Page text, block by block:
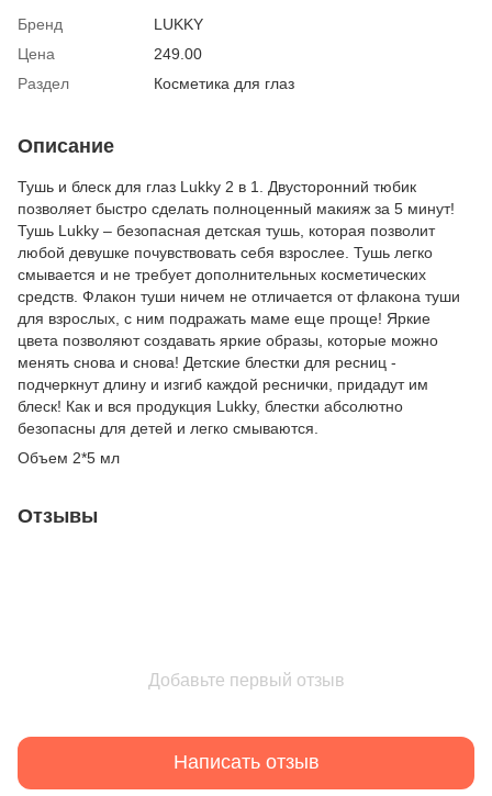
Бренд
LUKKY
Цена
249.00
Раздел
Косметика для глаз
Описание
Тушь и блеск для глаз Lukky 2 в 1. Двусторонний тюбик
позволяет быстро сделать полноценный макияж за 5 минут!
Тушь Lukky – безопасная детская тушь, которая позволит
любой девушке почувствовать себя взрослее. Тушь легко
смывается и не требует дополнительных косметических
средств. Флакон туши ничем не отличается от флакона туши
для взрослых, с ним подражать маме еще проще! Яркие
цвета позволяют создавать яркие образы, которые можно
менять снова и снова! Детские блестки для ресниц -
подчеркнут длину и изгиб каждой реснички, придадут им
блеск! Как и вся продукция Lukky, блестки абсолютно
безопасны для детей и легко смываются.
Объем 2*5 мл
Отзывы
Добавьте первый отзыв
Написать отзыв